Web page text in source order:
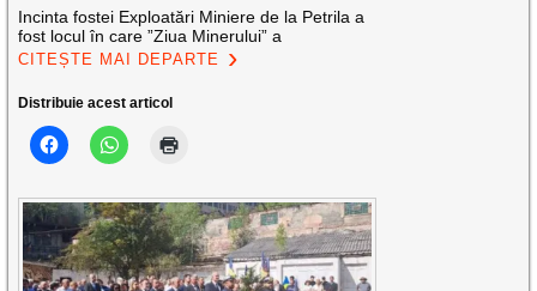
Incinta fostei Exploatări Miniere de la Petrila a
fost locul în care ”Ziua Minerului” a
CITEȘTE MAI DEPARTE
Distribuie acest articol